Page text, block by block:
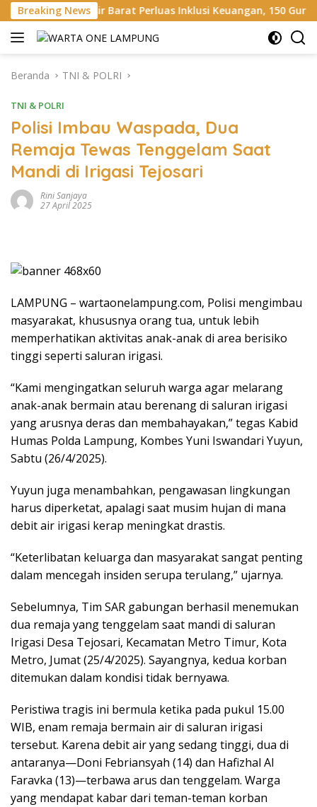
Langsung
ke
konten
Breaking News
Barat Perluas Inklusi Keuangan, 150 Guru Terima
Beranda TNI & POLRI
TNI & POLRI
Polisi Imbau Waspada, Dua
Remaja Tewas Tenggelam Saat
Mandi di Irigasi Tejosari
Rini Sanjaya
27 April 2025
LAMPUNG – wartaonelampung.com, Polisi mengimbau
masyarakat, khususnya orang tua, untuk lebih
memperhatikan aktivitas anak-anak di area berisiko
tinggi seperti saluran irigasi.
“Kami mengingatkan seluruh warga agar melarang
anak-anak bermain atau berenang di saluran irigasi
yang arusnya deras dan membahayakan,” tegas Kabid
Humas Polda Lampung, Kombes Yuni Iswandari Yuyun,
Sabtu (26/4/2025).
Yuyun juga menambahkan, pengawasan lingkungan
harus diperketat, apalagi saat musim hujan di mana
debit air irigasi kerap meningkat drastis.
“Keterlibatan keluarga dan masyarakat sangat penting
dalam mencegah insiden serupa terulang,” ujarnya.
Sebelumnya, Tim SAR gabungan berhasil menemukan
dua remaja yang tenggelam saat mandi di saluran
Irigasi Desa Tejosari, Kecamatan Metro Timur, Kota
Metro, Jumat (25/4/2025). Sayangnya, kedua korban
ditemukan dalam kondisi tidak bernyawa.
Peristiwa tragis ini bermula ketika pada pukul 15.00
WIB, enam remaja bermain air di saluran irigasi
tersebut. Karena debit air yang sedang tinggi, dua di
antaranya—Doni Febriansyah (14) dan Hafizhal Al
Faravka (13)—terbawa arus dan tenggelam. Warga
yang mendapat kabar dari teman-teman korban